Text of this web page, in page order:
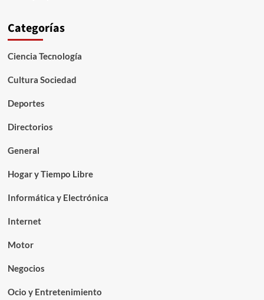
Categorías
Ciencia Tecnología
Cultura Sociedad
Deportes
Directorios
General
Hogar y Tiempo Libre
Informática y Electrónica
Internet
Motor
Negocios
Ocio y Entretenimiento